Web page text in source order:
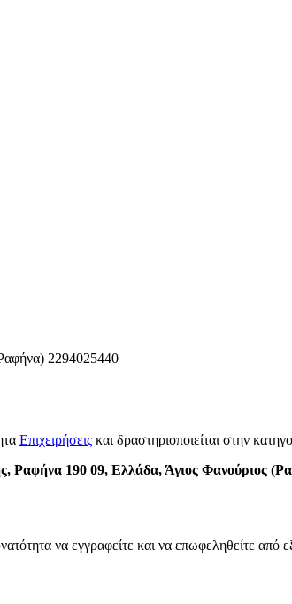
2294025440
Επιχειρήσεις και δραστηριοποιείται στην
Ραφήνα 190 09, Ελλάδα, Άγιος Φανούριος
να εγγραφείτε και να επωφεληθείτε από